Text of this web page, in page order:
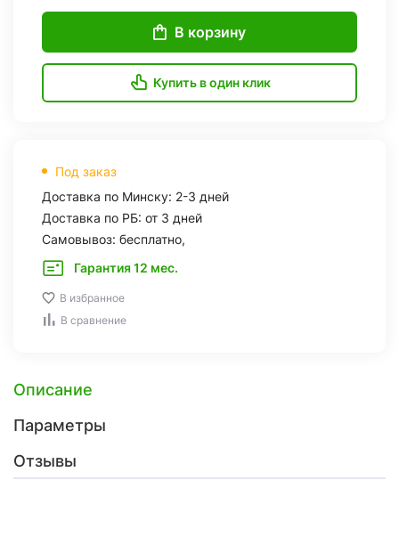
В корзину
Купить в один клик
Под заказ
Доставка по Минску: 2-3 дней
Доставка по РБ: от 3 дней
Самовывоз: бесплатно,
Гарантия 12 мес.
В избранное
В сравнение
Описание
Параметры
Отзывы